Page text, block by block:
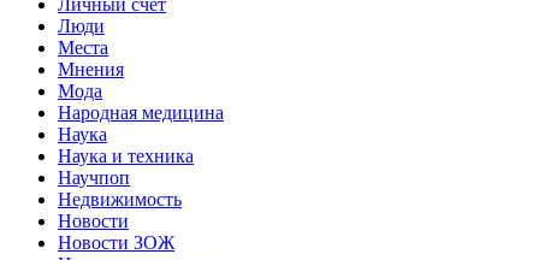
Люди
Места
Мнения
Мода
Народная медицина
Наука
Наука и техника
Научпоп
Недвижимость
Новости
Новости ЗОЖ